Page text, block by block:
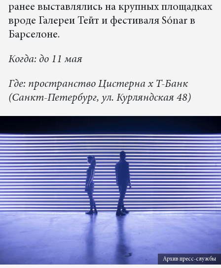
ранее выставлялись на крупных площадках
вроде Галереи Тейт и фестиваля Sónar в
Барселоне.
Когда: до 11 мая
Где: пространство Цистерна х Т-Банк
(Санкт-Петербург, ул. Курляндская 48)
Архив пресс-службы